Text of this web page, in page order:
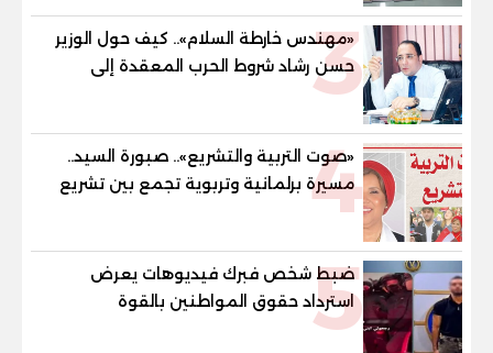
والنور للمكفوفين
3
«مهندس خارطة السلام».. كيف حول الوزير
حسن رشاد شروط الحرب المعقدة إلى
"خارطة طريق" للانسحاب والإعمار؟
4
«صوت التربية والتشريع».. صبورة السيد..
مسيرة برلمانية وتربوية تجمع بين تشريع
القوانين وصناعة الأجيال لبناء الإنسان
5
ضبط شخص فبرك فيديوهات يعرض
استرداد حقوق المواطنين بالقوة